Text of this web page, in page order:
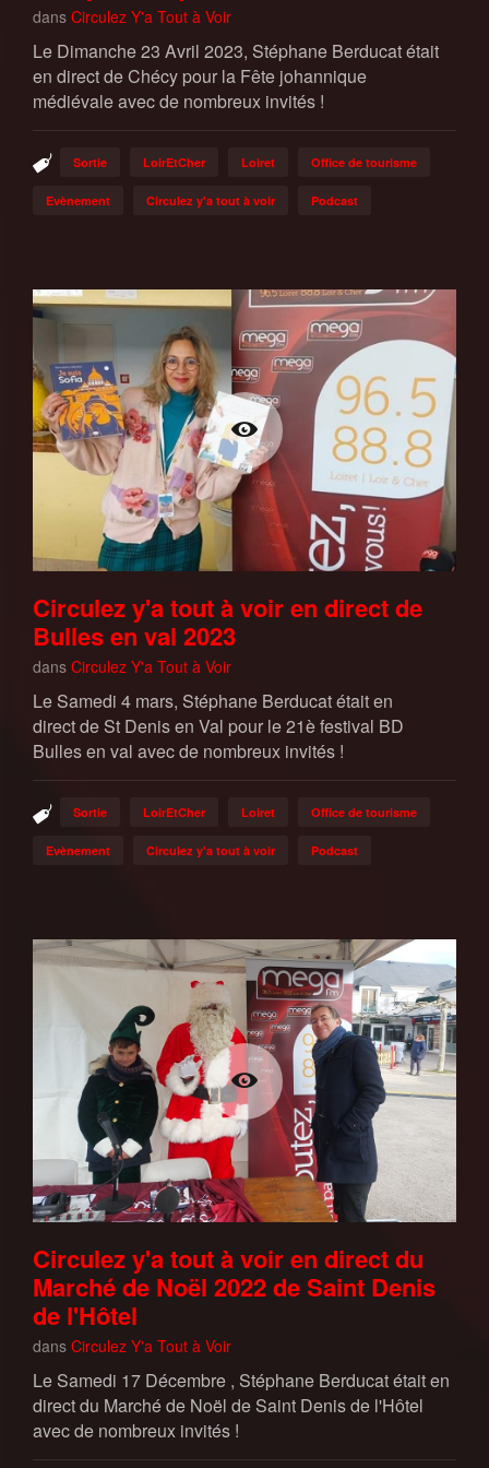
dans Circulez Y'a Tout à Voir
Le Dimanche 23 Avril 2023, Stéphane Berducat était
en direct de Chécy pour la Fête johannique
médiévale avec de nombreux invités !
Sortie LoirEtCher Loiret Office de tourisme
Evènement Circulez y'a tout à voir Podcast
Circulez y'a tout à voir en direct de
Bulles en val 2023
dans Circulez Y'a Tout à Voir
Le Samedi 4 mars, Stéphane Berducat était en
direct de St Denis en Val pour le 21è festival BD
Bulles en val avec de nombreux invités !
Sortie LoirEtCher Loiret Office de tourisme
Evènement Circulez y'a tout à voir Podcast
Circulez y'a tout à voir en direct du
Marché de Noël 2022 de Saint Denis
de l'Hôtel
dans Circulez Y'a Tout à Voir
Le Samedi 17 Décembre , Stéphane Berducat était en
direct du Marché de Noël de Saint Denis de l'Hôtel
avec de nombreux invités !